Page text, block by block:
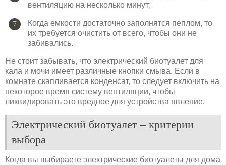
вентиляцию на несколько минут;
Когда емкости достаточно заполнятся пеплом, то
их требуется очистить от всего, чтобы они не
забивались.
Не стоит забывать, что электрический биотуалет для
кала и мочи имеет различные кнопки смыва. Если в
комнате скапливается конденсат, то следует включить на
некоторое время систему вентиляции, чтобы
ликвидировать это вредное для устройства явление.
Электрический биотуалет – критерии
выбора
Когда вы выбираете электрические биотуалеты для дома